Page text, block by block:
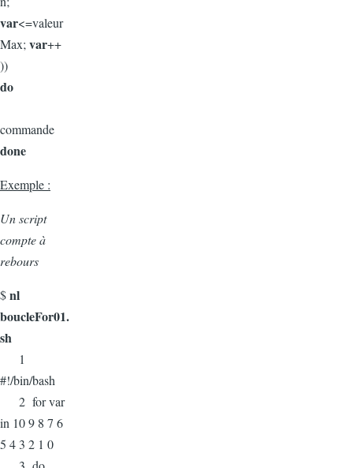
var<=valeur
Max; var++
))
do
commande
done
Exemple :
Un script
compte à
rebours
$nl
boucleFor01.
sh
1
#!/bin/bash
2 for var
in 10 9 8 7 6
5 4 3 2 1 0